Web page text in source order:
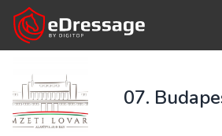
07.